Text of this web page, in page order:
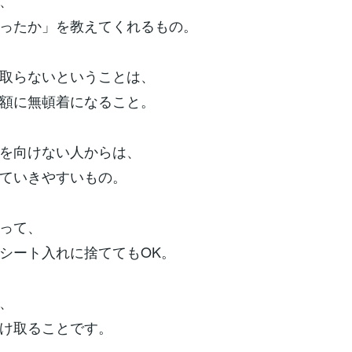
たか」を教えてくれるもの。
らないということは、
に無頓着になること。
向けない人からは、
いきやすいもの。
て、
ート入れに捨ててもOK。
取ることです。